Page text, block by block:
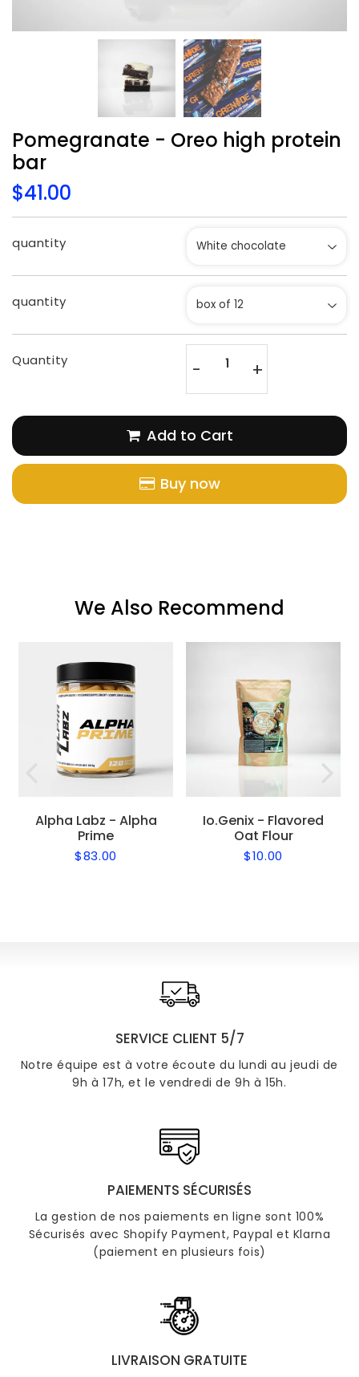
Pomegranate - Oreo high protein
bar
$41.00
Unit
price
quantity
quantity
Quantity - +
Add to Cart
Buy now
We Also Recommend
Alpha Labz - Alpha
Prime
Regular
$83.00
Io.Genix - Flavored
Oat Flour
Regular
$10.00
SERVICE CLIENT 5/7
Notre équipe est à votre écoute du lundi au jeudi de
9h à 17h, et le vendredi de 9h à 15h.
PAIEMENTS SÉCURISÉS
La gestion de nos paiements en ligne sont 100%
Sécurisés avec Shopify Payment, Paypal et Klarna
(paiement en plusieurs fois)
LIVRAISON GRATUITE